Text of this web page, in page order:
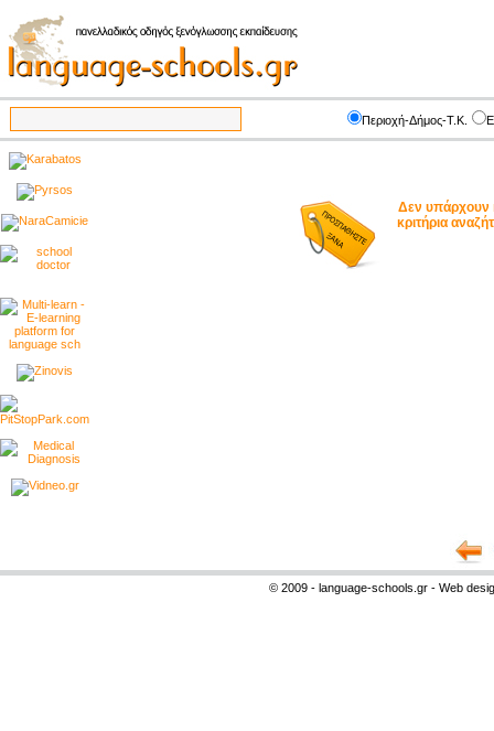
Περιοχή-Δήμος-Τ.Κ.
Δεν υπάρχουν
κριτήρια
© 2009 - language-schools.gr - Web